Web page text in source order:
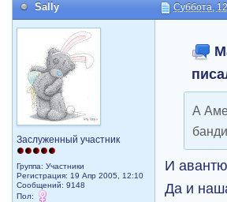
Sally Суббота,
Заслуженный участник
Группа: Участники
Регистрация: 19 Апр 2005, 12:10
Сообщений: 9148
Пол:
А
И
Да и